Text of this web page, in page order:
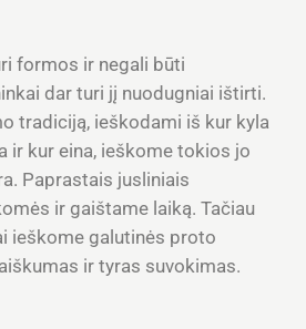
formos ir negali būti
dar turi jį nuodugniai ištirti.
tradiciją, ieškodami iš kur kyla
ir kur eina, ieškome tokios jo
Paprastais jusliniais
ir gaištame laiką. Tačiau
ieškome galutinės proto
ir tyras suvokimas.